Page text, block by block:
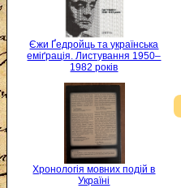
Єжи Ґедройць та українська
еміґрація. Листування 1950–
1982 років
Хронологія мовних подій в
Україні